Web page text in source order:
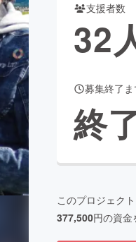
ビューティー・ヘルスケア
Creation
コミュニティ
支援者数
32
募集終了ま
終
このプロジェクト
377,500円の資金